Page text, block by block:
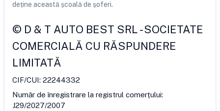
deține această școală de șoferi.
© D & T AUTO BEST SRL-SOCIETATE
COMERCIALĂ CU RĂSPUNDERE
LIMITATĂ
CIF/CUI: 22244332
Număr de înregistrare la registrul comerțului:
J29/2027/2007